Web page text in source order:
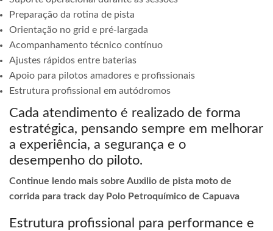
Preparação da rotina de pista
Orientação no grid e pré-largada
Acompanhamento técnico contínuo
Ajustes rápidos entre baterias
Apoio para pilotos amadores e profissionais
Estrutura profissional em autódromos
Cada atendimento é realizado de forma
estratégica, pensando sempre em melhorar
a experiência, a segurança e o
desempenho do piloto.
Continue lendo mais sobre Auxilio de pista moto de
corrida para track day Polo Petroquímico de Capuava
Estrutura profissional para performance e